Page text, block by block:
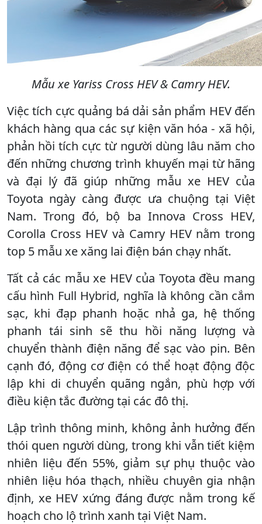
Mẫu xe Yariss Cross HEV & Camry HEV.
Việc tích cực quảng bá dải sản phẩm HEV đến
khách hàng qua các sự kiện văn hóa - xã hội,
phản hồi tích cực từ người dùng lâu năm cho
đến những chương trình khuyến mại từ hãng
và đại lý đã giúp những mẫu xe HEV của
Toyota ngày càng được ưa chuộng tại Việt
Nam. Trong đó, bộ ba Innova Cross HEV,
Corolla Cross HEV và Camry HEV nằm trong
top 5 mẫu xe xăng lai điện bán chạy nhất.
Tất cả các mẫu xe HEV của Toyota đều mang
cấu hình Full Hybrid, nghĩa là không cần cắm
sạc, khi đạp phanh hoặc nhả ga, hệ thống
phanh tái sinh sẽ thu hồi năng lượng và
chuyển thành điện năng để sạc vào pin. Bên
cạnh đó, động cơ điện có thể hoạt động độc
lập khi di chuyển quãng ngắn, phù hợp với
điều kiện tắc đường tại các đô thị.
Lập trình thông minh, không ảnh hưởng đến
thói quen người dùng, trong khi vẫn tiết kiệm
nhiên liệu đến 55%, giảm sự phụ thuộc vào
nhiên liệu hóa thạch, nhiều chuyên gia nhận
định, xe HEV xứng đáng được nằm trong kế
hoạch cho lộ trình xanh tại Việt Nam.